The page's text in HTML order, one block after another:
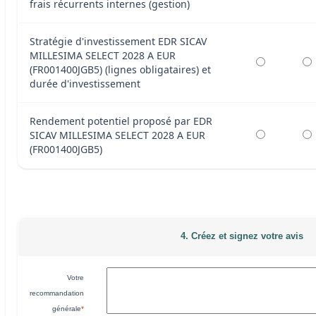
frais récurrents internes (gestion)
Stratégie d'investissement EDR SICAV
MILLESIMA SELECT 2028 A EUR
(FR001400JGB5) (lignes obligataires) et
durée d'investissement
Rendement potentiel proposé par EDR
SICAV MILLESIMA SELECT 2028 A EUR
(FR001400JGB5)
4. Créez et signez votre avis
Votre
recommandation
générale*